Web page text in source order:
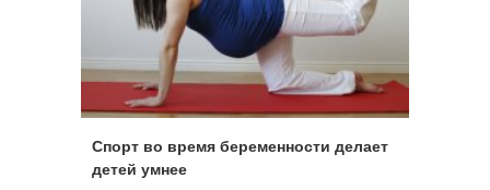
Спорт во время беременности делает
детей умнее